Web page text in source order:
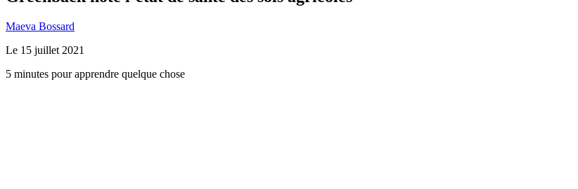
Maeva Bossard
Le 15 juillet 2021
5 minutes pour apprendre quelque chose